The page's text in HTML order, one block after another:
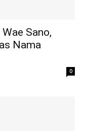
Sano,
Nama
0